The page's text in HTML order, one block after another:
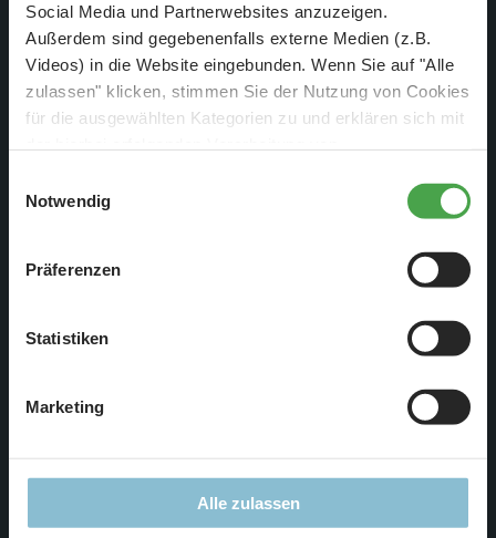
Social Media und Partnerwebsites anzuzeigen.
Außerdem sind gegebenenfalls externe Medien (z.B.
Videos) in die Website eingebunden. Wenn Sie auf "Alle
zulassen" klicken, stimmen Sie der Nutzung von Cookies
für die ausgewählten Kategorien zu und erklären sich mit
diese Einstellungen jederzeit über die Schaltfläche
zustimmen, beschränken wir uns auf die technisch
notwendigen Cookies. Weitere Informationen finden Sie in
Notwendig
Präferenzen
Statistiken
Marketing
Alle zulassen
Weiterlesen
Wo sind die versteckten Szenen?
Wunderland Special